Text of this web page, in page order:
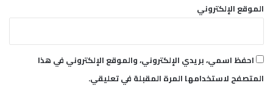
الموقع الإلكتروني
احفظ اسمي، بريدي الإلكتروني، والموقع الإلكتروني في هذا
المتصفح لاستخدامها المرة المقبلة في تعليقي.